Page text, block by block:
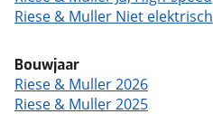
Riese & Muller Niet elektrisch
Bouwjaar
Riese & Muller 2026
Riese & Muller 2025